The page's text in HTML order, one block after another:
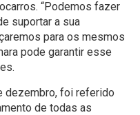
“Podemos fazer
suportar a sua
para os mesmos
pode garantir esse
dezembro, foi referido
de todas as